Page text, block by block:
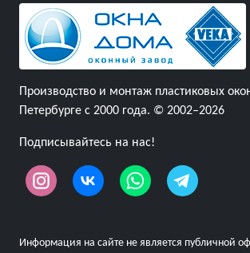
Производство и монтаж пластиковых
Петербурге с 2000 года. © 2002–2026
Подписывайтесь на нас!
Информация на сайте не является публичной